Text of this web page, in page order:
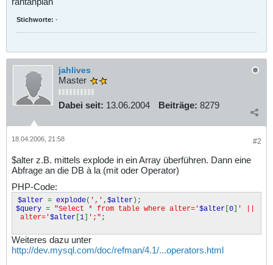
Stichworte: -
jahlives
Master
Dabei seit: 13.06.2004 Beiträge: 8279
#2
18.04.2006, 21:58
$alter z.B. mittels explode in ein Array überführen. Dann eine
Abfrage an die DB à la (mit oder Operator)
PHP-Code:
$alter = explode( ',' , $alter);
$query = "Select * from table where alter='$alter [0] ' ||
alter='$alter [1] ';" ;
Weiteres dazu unter
http://dev.mysql.com/doc/refman/4.1/...operators.html